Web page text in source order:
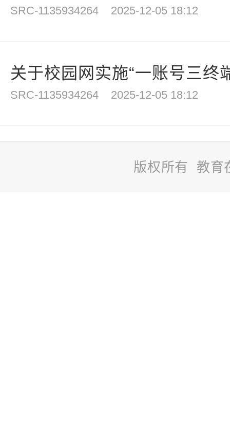
SRC-1135934264 2025-12-05 18:12
关于校园网实施“一账号三终
SRC-1135934264 2025-12-05 18:12
版权所有 教育